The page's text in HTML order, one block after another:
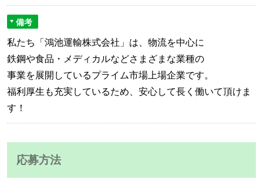
備考
私たち「鴻池運輸株式会社」は、物流を中心に
鉄鋼や食品・メディカルなどさまざまな業種の
事業を展開しているプライム市場上場企業です。
福利厚生も充実しているため、安心して長く働いて頂けま
す！
応募方法